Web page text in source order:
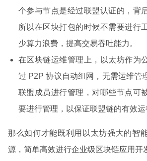
个参与节点是经过联盟认证的，背
所以在区块打包的时候不需要进行
少算力浪费，提高交易吞吐能力。
在区块链运维管理上，以太坊作为
过 P2P 协议自动组网，无需运维管
联盟成员进行管理，对哪些节点可
要进行管理，以保证联盟链的有效运
那么如何才能既利用以太坊强大的智
源，简单高效进行企业级区块链应用开